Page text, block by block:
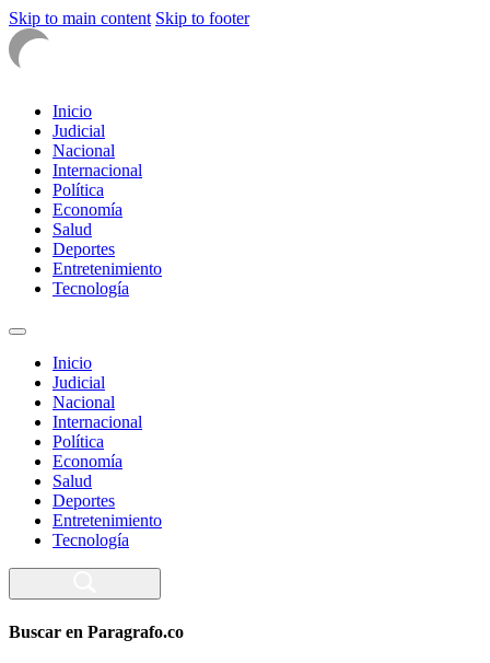
Skip to main content Skip to footer
Inicio
Judicial
Nacional
Internacional
Política
Economía
Salud
Deportes
Entretenimiento
Tecnología
Inicio
Judicial
Nacional
Internacional
Política
Economía
Salud
Deportes
Entretenimiento
Tecnología
Buscar en Paragrafo.co